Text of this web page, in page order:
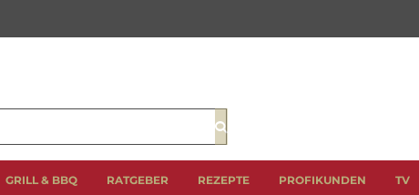
Suche
GRILL & BBQ RATGEBER REZEPTE PROFIKUNDEN TV